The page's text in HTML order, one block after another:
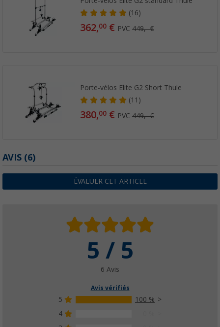
(16)
362,00 € PVC449,- €
Porte-vélos Elite G2 Short Thule
(11)
380,00 € PVC449,- €
AVIS (6)
ÉVALUER CET ARTICLE
5 / 5
6 Avis
Avis vérifiés
5
100 %
4